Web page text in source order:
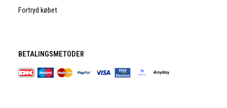
Fortryd købet
BETALINGSMETODER